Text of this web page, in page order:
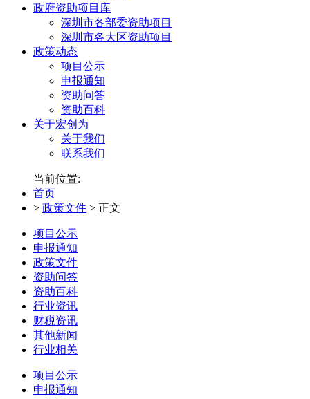
政府资助项目库
深圳市各部委资助项目
深圳市各大区资助项目
政策动态
项目公示
申报通知
资助问答
资助百科
关于宏创为
关于我们
联系我们
当前位置:
首页
> 政策文件 > 正文
项目公示
申报通知
政策文件
资助问答
资助百科
行业资讯
财税资讯
其他新闻
行业相关
项目公示
申报通知